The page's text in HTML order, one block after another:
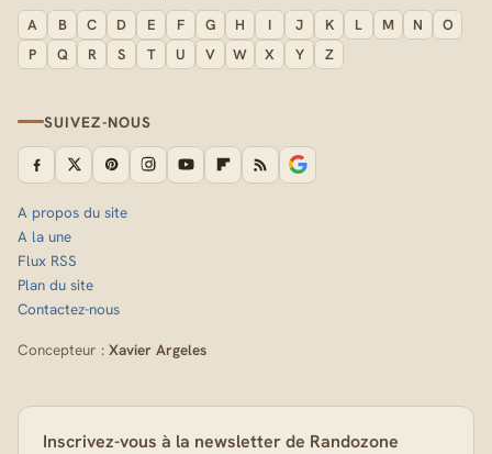
A B C D E F G H I J K L M N
O
P
Q R S T U V W X Y Z
SUIVEZ-NOUS
A propos du site
A la une
Flux RSS
Plan du site
Contactez-nous
Concepteur : Xavier Argeles
Inscrivez-vous à la newsletter de Randozone